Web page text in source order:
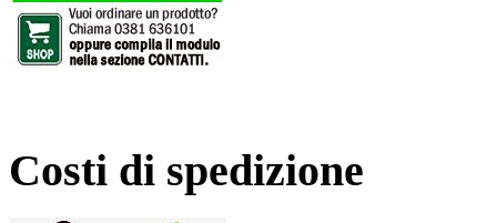
Costi di spedizione